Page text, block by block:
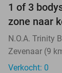
TODAY
1 of 3
zone naar
N.O.A. Trinity
Zevenaar (9
Verkocht: 0